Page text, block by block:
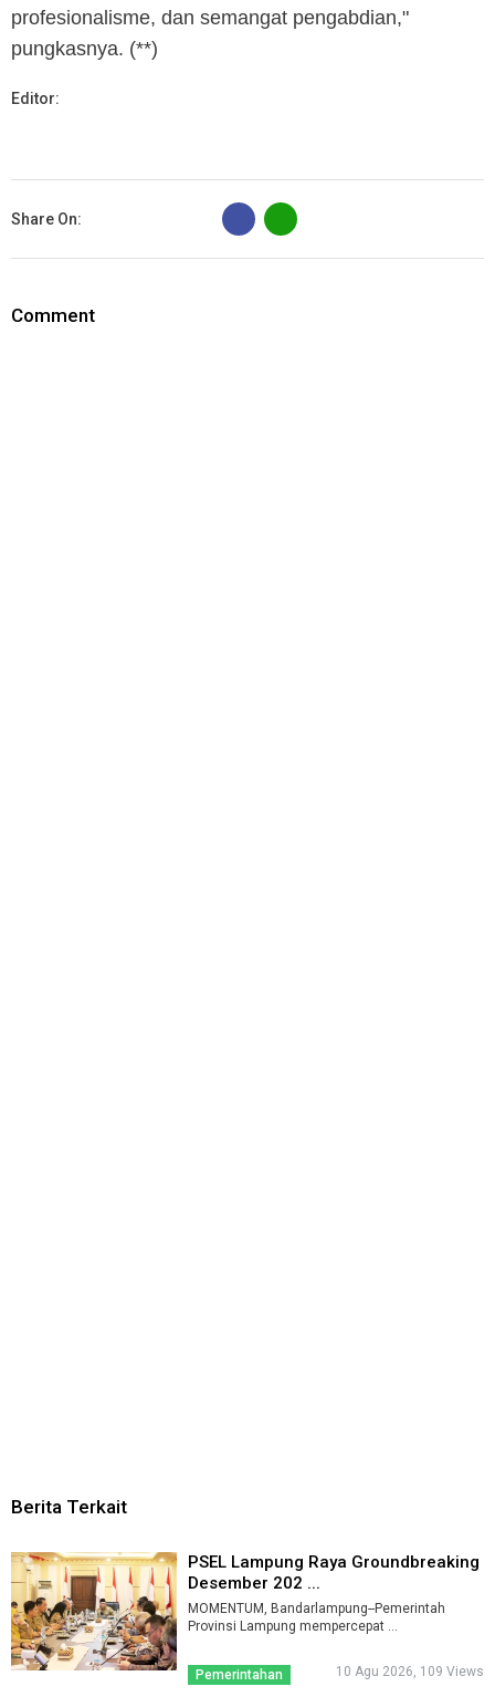
profesionalisme, dan semangat pengabdian,"
pungkasnya. (**)
Editor:
Share On:
B
Comment
Berita Terkait
PSEL Lampung Raya Groundbreaking
Desember 202 ...
MOMENTUM, Bandarlampung--Pemerintah
Provinsi Lampung mempercepat ...
Pemerintahan 10 Agu 2026, 109 Views